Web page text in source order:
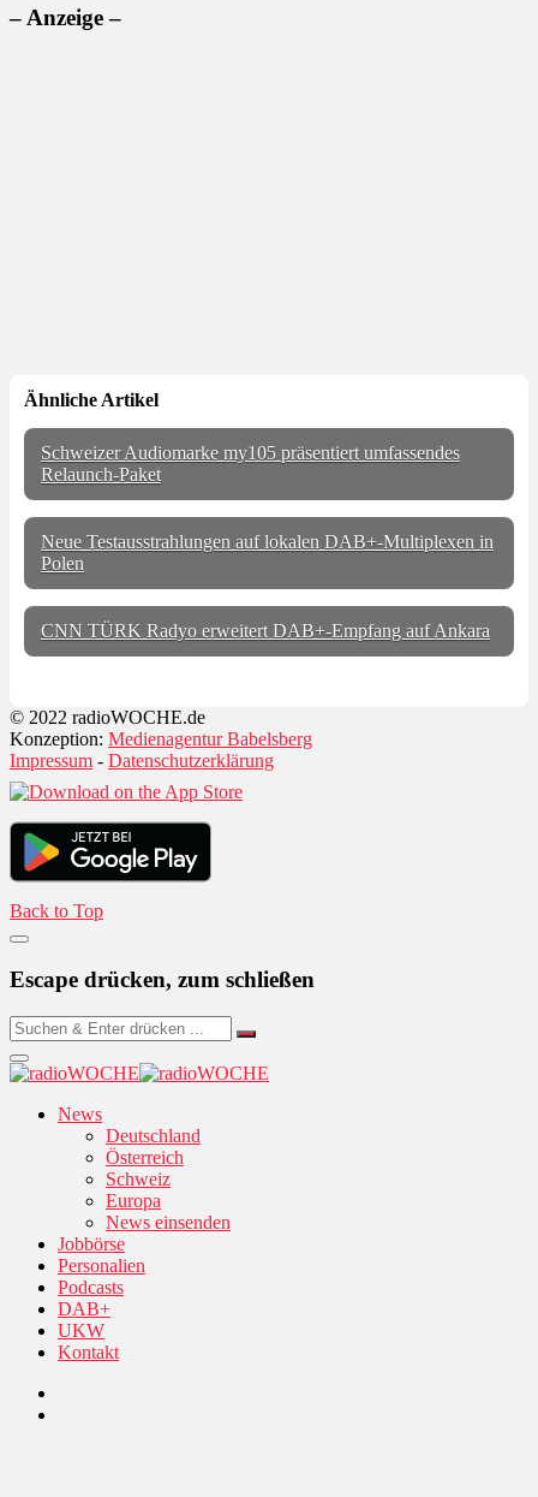
– Anzeige –
Ähnliche Artikel
Schweizer Audiomarke my105 präsentiert umfassendes
Relaunch-Paket
Neue Testausstrahlungen auf lokalen DAB+-Multiplexen in
Polen
CNN TÜRK Radyo erweitert DAB+-Empfang auf Ankara
© 2022 radioWOCHE.de
Konzeption: Medienagentur Babelsberg
Impressum - Datenschutzerklärung
Back to Top
Escape drücken, zum schließen
News
Deutschland
Österreich
Schweiz
Europa
News einsenden
Jobbörse
Personalien
Podcasts
DAB+
UKW
Kontakt